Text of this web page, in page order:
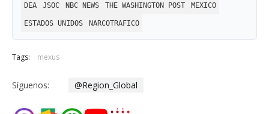
DEA JSOC NBC NEWS THE WASHINGTON POST MEXICO
ESTADOS UNIDOS NARCOTRAFICO
Tags: mexus
Síguenos: @Region_Global